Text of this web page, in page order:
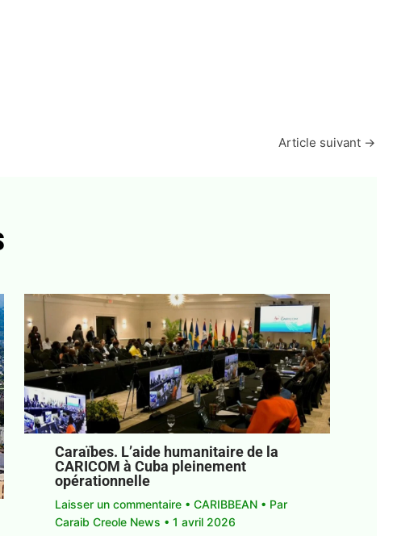
Article suivant→
Caraïbes. L’aide humanitaire de la
CARICOM à Cuba pleinement
opérationnelle
Laisser un commentaire • CARIBBEAN • Par
Caraib Creole News• 1 avril 2026